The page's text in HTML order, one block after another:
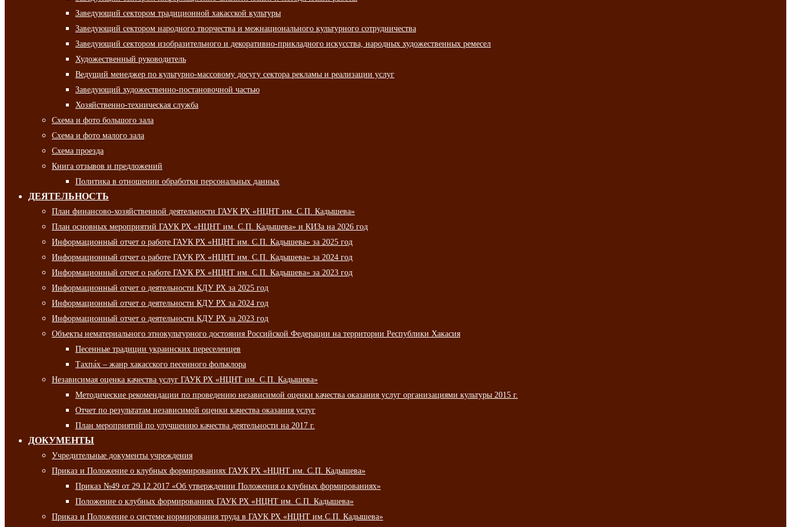
Заведующий сектором традиционной хакасской культуры
Заведующий сектором народного творчества и межнационального культурного сотрудничества
Заведующий сектором изобразительного и декоративно-прикладного искусства, народных художественных ремесел
Художественный руководитель
Ведущий менеджер по культурно-массовому досугу сектора рекламы и реализации услуг
Заведующий художественно-постановочной частью
Хозяйственно-техническая служба
Схема и фото большого зала
Схема и фото малого зала
Схема проезда
Книга отзывов и предложений
Политика в отношении обработки персональных данных
ДЕЯТЕЛЬНОСТЬ
План финансово-хозяйственной деятельности ГАУК РХ «НЦНТ им. С.П. Кадышева»
План основных мероприятий ГАУК РХ «НЦНТ им. С.П. Кадышева» и КИЗа на 2026 год
Информационный отчет о работе ГАУК РХ «НЦНТ им. С.П. Кадышева» за 2025 год
Информационный отчет о работе ГАУК РХ «НЦНТ им. С.П. Кадышева» за 2024 год
Информационный отчет о работе ГАУК РХ «НЦНТ им. С.П. Кадышева» за 2023 год
Информационный отчет о деятельности КДУ РХ за 2025 год
Информационный отчет о деятельности КДУ РХ за 2024 год
Информационный отчет о деятельности КДУ РХ за 2023 год
Объекты нематериального этнокультурного достояния Российской Федерации на территории Республики Хакасия
Песенные традиции украинских переселенцев
Тахпа́х – жанр хакасского песенного фольклора
Независимая оценка качества услуг ГАУК РХ «НЦНТ им. С.П. Кадышева»
Методические рекомендации по проведению независимой оценки качества оказания услуг организациями культуры 2015 г.
Отчет по результатам независимой оценки качества оказания услуг
План мероприятий по улучшению качества деятельности на 2017 г.
ДОКУМЕНТЫ
Учредительные документы учреждения
Приказ и Положение о клубных формированиях ГАУК РХ «НЦНТ им. С.П. Кадышева»
Приказ №49 от 29.12.2017 «Об утверждении Положения о клубных формированиях»
Положение о клубных формированиях ГАУК РХ «НЦНТ им. С.П. Кадышева»
Приказ и Положение о системе нормирования труда в ГАУК РХ «НЦНТ им.С.П. Кадышева»